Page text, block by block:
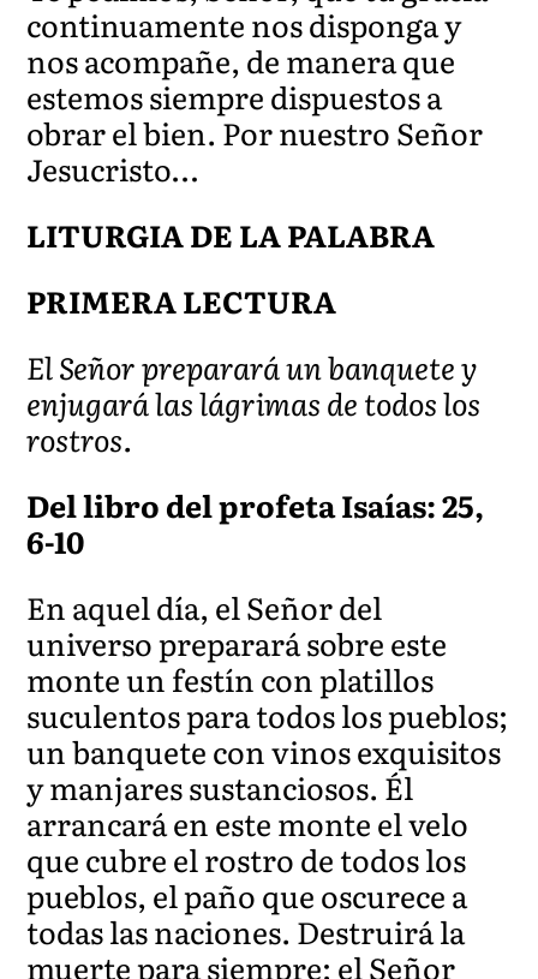
continuamente nos disponga y
nos acompañe, de manera que
estemos siempre dispuestos a
obrar el bien. Por nuestro Señor
Jesucristo…
LITURGIA DE LA PALABRA
PRIMERA LECTURA
El Señor preparará un banquete y
enjugará las lágrimas de todos los
rostros.
Del libro del profeta Isaías: 25,
6-10
En aquel día, el Señor del
universo preparará sobre este
monte un festín con platillos
suculentos para todos los pueblos;
un banquete con vinos exquisitos
y manjares sustanciosos. Él
arrancará en este monte el velo
que cubre el rostro de todos los
pueblos, el paño que oscurece a
todas las naciones. Destruirá la
muerte para siempre; el Señor